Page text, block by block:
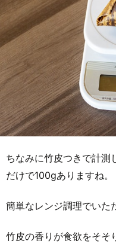
ちなみに竹皮つきで計測
だけで100gありますね。
簡単なレンジ調理でいた
竹皮の香りが食欲をそそ